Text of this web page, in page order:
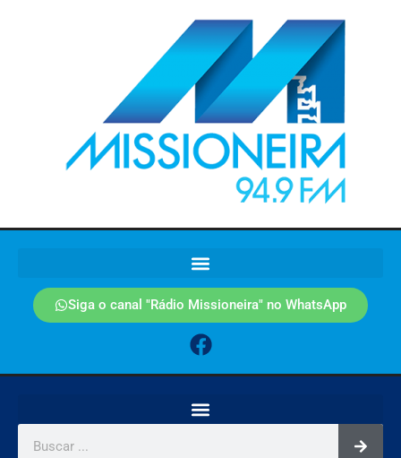
Siga o canal "Rádio Missioneira" no WhatsApp